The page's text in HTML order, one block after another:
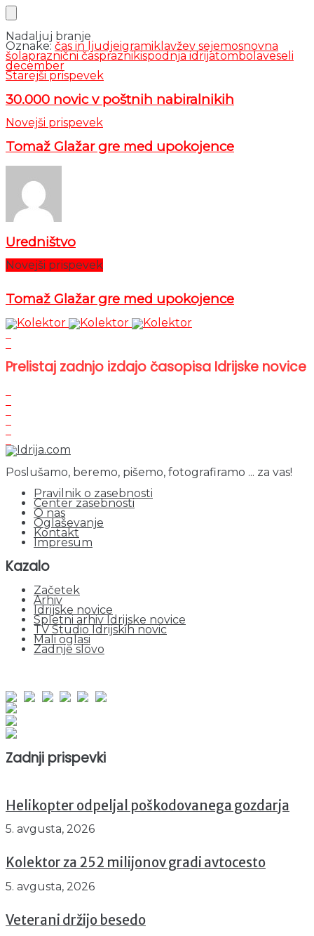
Nadaljuj branje
Oznake: čas in ljudjeigramiklavžev sejemosnovna
šolapraznični časpraznikispodnja idrijatombolaveseli
december
Starejši prispevek
30.000 novic v poštnih nabiralnikih
Novejši prispevek
Tomaž Glažar gre med upokojence
Uredništvo
Novejši prispevek
Tomaž Glažar gre med upokojence
Prelistaj zadnjo izdajo časopisa Idrijske novice
Poslušamo, beremo, pišemo, fotografiramo ... za vas!
Pravilnik o zasebnosti
Center zasebnosti
O nas
Oglaševanje
Kontakt
Impresum
Kazalo
Začetek
Arhiv
Idrijske novice
Spletni arhiv Idrijske novice
TV Studio Idrijskih novic
Mali oglasi
Zadnje slovo
Zadnji prispevki
Helikopter odpeljal poškodovanega gozdarja
5. avgusta, 2026
Kolektor za 252 milijonov gradi avtocesto
5. avgusta, 2026
Veterani držijo besedo